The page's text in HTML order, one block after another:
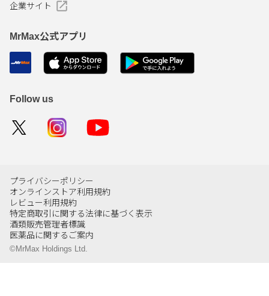
企業サイト
MrMax公式アプリ
Follow us
プライバシーポリシー
オンラインストア利用規約
レビュー利用規約
特定商取引に関する法律に基づく表示
酒類販売管理者標識
医薬品に関するご案内
©MrMax Holdings Ltd.